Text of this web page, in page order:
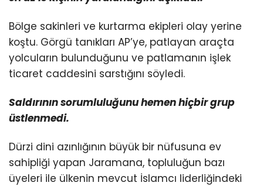
Bölge sakinleri ve kurtarma ekipleri olay yerine
koştu. Görgü tanıkları AP’ye, patlayan araçta
yolcuların bulunduğunu ve patlamanın işlek
ticaret caddesini sarstığını söyledi.
Saldırının sorumluluğunu hemen hiçbir grup
üstlenmedi.
Dürzi dini azınlığının büyük bir nüfusuna ev
sahipliği yapan Jaramana, topluluğun bazı
üyeleri ile ülkenin mevcut İslamcı liderliğindeki